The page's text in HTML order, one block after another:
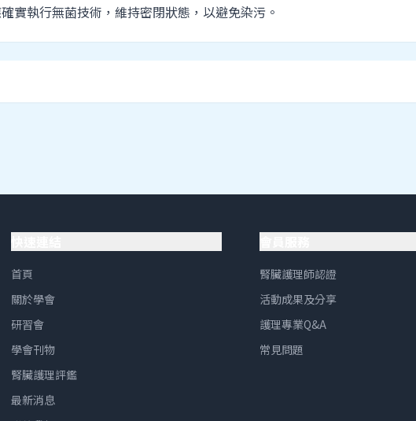
實執行無菌技術，維持密閉狀態，以避免染污。
首頁
關於學會
研習會
學會刊物
腎臟護理評鑑
最新消息
腎臟護理師認證
活動成果及分享
護理專業Q&A
常見問題